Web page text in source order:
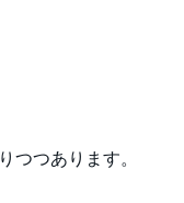
つあります。